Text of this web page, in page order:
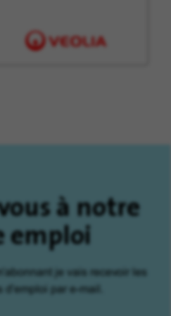
à notre
emploi
je vais recevoir les
d'emploi par e-mail.